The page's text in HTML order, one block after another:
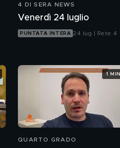
4 DI SERA NEWS
Venerdì 24 luglio
PUNTATA INTERA 24 lug | Rete 4
QUARTO GRADO
1 MIN